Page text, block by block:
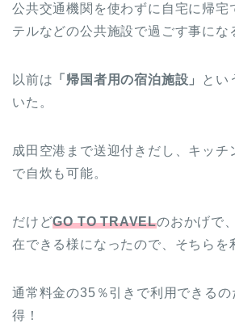
公共交通機関を使わずに自宅に帰宅
テルなどの公共施設で過ごす事にな
以前は 「帰国者用の宿泊施設」
とい
いた。
成田空港まで送迎付きだし、キッチ
で自炊も可能。
だけどGO TO TRAVELのおかげで
在できる様になったので、そちらを
通常料金の35％引きで利用できるの
得！